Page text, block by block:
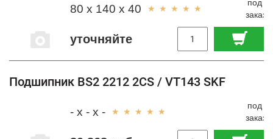
под
заказ
уточняйте
80 x 140 x 40
Подшипник BS2 2212 2CS / VT143 SKF
под
заказ
- x - x -